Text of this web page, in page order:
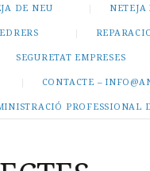
DE NEU NETEJA
SEGURETAT EMPRESES
CONTACTE –
PROFESSIONAL